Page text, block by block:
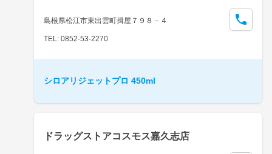
島根県松江市東出雲町揖屋７９８－４
TEL: 0852-53-2270
シロアリジェットプロ 450ml
ドラッグストアコスモス嘉久志店